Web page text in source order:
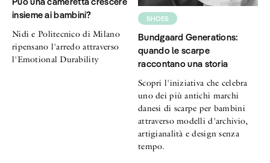
insieme ai bambini?
Nidi e Politecnico di Milano
ripensano l'arredo attraverso
l'Emotional Durability
SHOES
Bundgaard Generations:
quando le scarpe
raccontano una storia
Scopri l'iniziativa che celebra
uno dei più antichi marchi
danesi di scarpe per bambini
attraverso modelli d'archivio,
artigianalità e design senza
tempo.